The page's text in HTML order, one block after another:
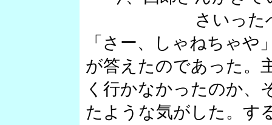
さいった
「さー、しゃねちゃ
が答えたのであった。
く行かなかったのか、
たような気がした。す